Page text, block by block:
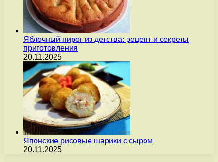
Яблочный пирог из детства: рецепт и секреты
приготовления
20.11.2025
Японские рисовые шарики с сыром
20.11.2025